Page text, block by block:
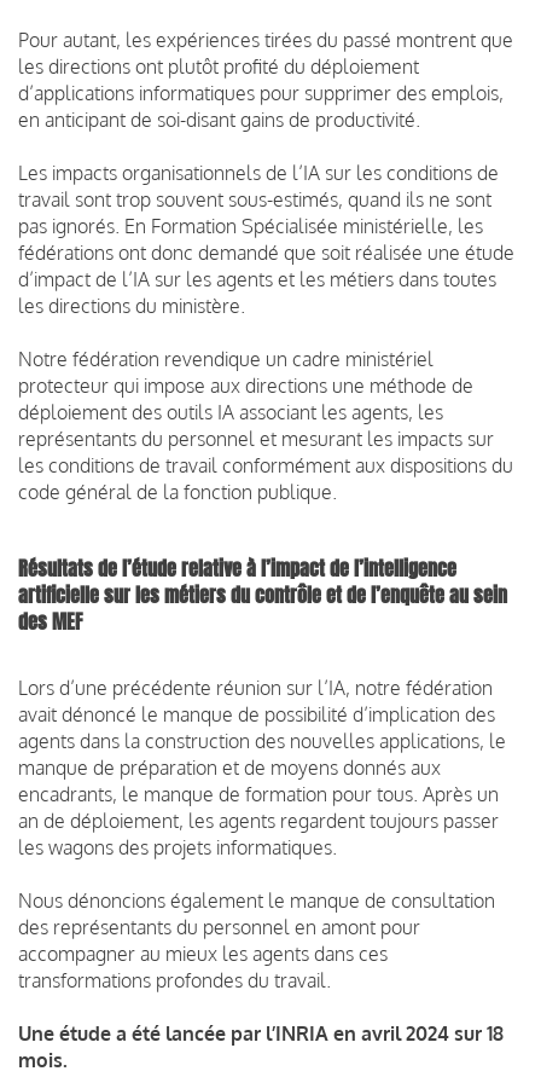
Pour autant, les expériences tirées du passé montrent que
les directions ont plutôt profité du déploiement
d’applications informatiques pour supprimer des emplois,
en anticipant de soi-disant gains de productivité.
Les impacts organisationnels de l’IA sur les conditions de
travail sont trop souvent sous-estimés, quand ils ne sont
pas ignorés. En Formation Spécialisée ministérielle, les
fédérations ont donc demandé que soit réalisée une étude
d’impact de l’IA sur les agents et les métiers dans toutes
les directions du ministère.
Notre fédération revendique un cadre ministériel
protecteur qui impose aux directions une méthode de
déploiement des outils IA associant les agents, les
représentants du personnel et mesurant les impacts sur
les conditions de travail conformément aux dispositions du
code général de la fonction publique.
Résultats de l’étude relative à l’impact de l’intelligence
artificielle sur les métiers du contrôle et de l’enquête au sein
des MEF
Lors d’une précédente réunion sur l’IA, notre fédération
avait dénoncé le manque de possibilité d’implication des
agents dans la construction des nouvelles applications, le
manque de préparation et de moyens donnés aux
encadrants, le manque de formation pour tous. Après un
an de déploiement, les agents regardent toujours passer
les wagons des projets informatiques.
Nous dénoncions également le manque de consultation
des représentants du personnel en amont pour
accompagner au mieux les agents dans ces
transformations profondes du travail.
Une étude a été lancée par l’INRIA en avril 2024 sur 18
mois.